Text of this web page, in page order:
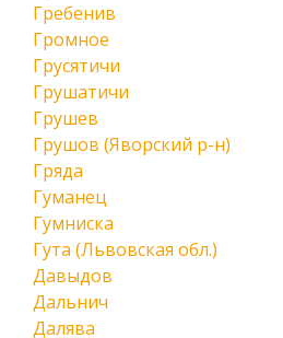
Гребенив
Громное
Грусятичи
Грушатичи
Грушев
Грушов (Яворский р-н)
Гряда
Гуманец
Гумниска
Гута (Львовская обл.)
Давыдов
Дальнич
Далява